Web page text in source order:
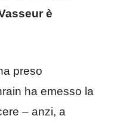
è
preso
ha emesso la
– anzi, a